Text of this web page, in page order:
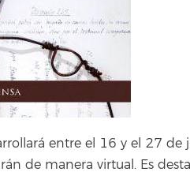
entre el 16 y el 27
de manera virtual. Es